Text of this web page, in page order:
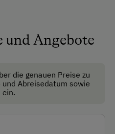
und Angebote
die genauen Preise zu
Abreisedatum sowie
ein.